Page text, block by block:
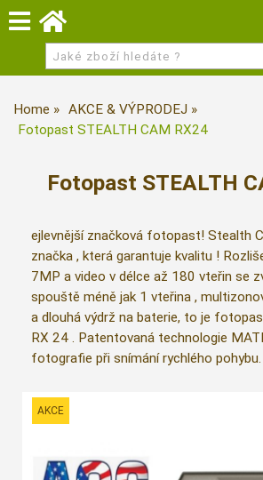
Home
AKCE & VÝPRODEJ
Fotopast STEALTH CAM RX24
Fotopast STEALTH
ejlevnější značková fotopast! Stealth
značka , která garantuje kvalitu !
7MP a video v délce až 180 vteřin se
spouště méně jak 1 vteřina ,
a dlouhá výdrž na baterie, to je
RX 24 . Patentovaná technologie
fotografie při snímání rychlého pohybu.